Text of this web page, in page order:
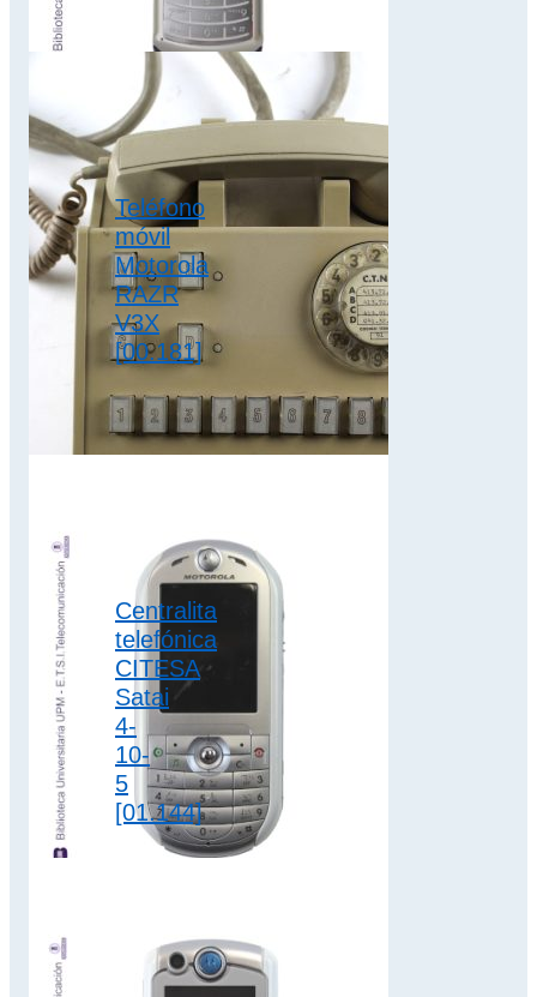
dispone de batería
extraíble de iones
de litio de 880
2G,
clamshell ,
colección motorola
Teléfono
móvil
Motorola
RAZR
V3X
[00.181]
Fabricado en 2006
Autor/ Marca
Motorola Modelo
RAZR V3X
3G
clamshell,
colección motorola
Centralita
telefónica
CITESA
Satai
4-
10-
5
[01.144]
La centralita Satai
contando con
cuatro teclas (A-B-
C-D), que se…